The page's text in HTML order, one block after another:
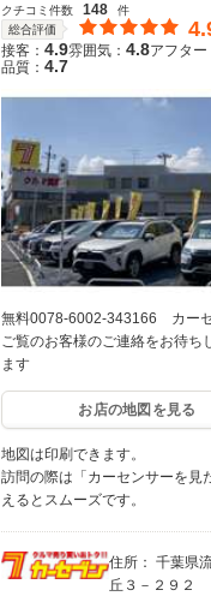
クチコミ件数 148
件
総合評価
接客： 4.9雰囲気： 4.8アフター
品質： 4.7
無料0078-6002-343166 カー
ご覧のお客様のご連絡をお待ち
ます
お店の地図を見る
地図は印刷できます。
訪問の際は「カーセンサーを見
えるとスムーズです。
住所： 千葉県
丘３－２９２